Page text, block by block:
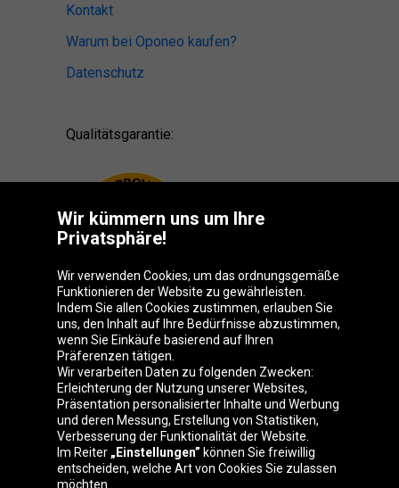
Kontakt
Warum bei Oponeo kaufen?
Datenschutz
Qualitätsgarantie:
Oponeo-Gruppe
Belgique
Česká
republika
Deutschland Éire
Wir kümmern uns um Ihre
Privatsphäre!
Wir verwenden Cookies, um das ordnungsgemäße
Funktionieren der Website zu gewährleisten.
Indem Sie allen Cookies zustimmen, erlauben Sie
uns, den Inhalt auf Ihre Bedürfnisse abzustimmen,
wenn Sie Einkäufe basierend auf Ihren
Präferenzen tätigen.
Wir verarbeiten Daten zu folgenden Zwecken:
Erleichterung der Nutzung unserer Websites,
Präsentation personalisierter Inhalte und Werbung
und deren Messung, Erstellung von Statistiken,
Verbesserung der Funktionalität der Website.
Im Reiter „Einstellungen” können Sie freiwillig
entscheiden, welche Art von Cookies Sie zulassen
möchten.